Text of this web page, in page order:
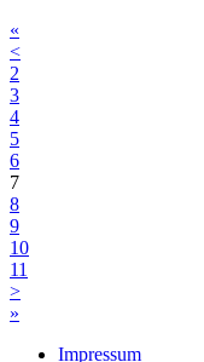
«
<
2
3
4
5
6
7
8
9
10
11
>
»
Impressum